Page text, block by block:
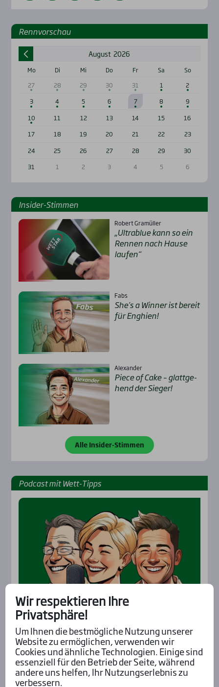
Renn­vor­schau
August 2026
Mo Di Mi Do Fr Sa
So
27
28 29 30 31 1
2
3
4 5 6 7 8
9
10
11 12 13 14 15
16
17
18 19 20 21 22
23
24
25 26 27 28 29
30
31
1 2 3 4 5 6
Insi­der-Stim­men
Robert Gramüller
„Ultra­b­lue kann so ein
Ren­nen nach Hau­se
lau­fen“
Fabs
She’s a Win­ner ist bereit
für Eng­hien!
Alexander
Pie­ce of Cake – glatt­ge­
hend der Sie­ger!
Alle Insider-Stimmen
Pod­cast mit Wett-Tipps
Aktu­el­les
Wir respektieren Ihre
Privatsphäre!
Um Ihnen die bestmögliche Nutzung unserer
Website zu ermöglichen, verwenden wir
Cookies und ähnliche Technologien. Einige sind
essenziell für den Betrieb der Seite, während
andere uns helfen, Ihr Nutzungserlebnis zu
verbessern.